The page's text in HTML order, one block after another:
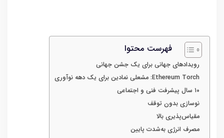
فهرست محتوا
رویدادهای جهانی برای یک جشن جهانی
Ethereum Torch: مشعلی نمادین برای یک دهه نوآوری
۱۰ سال پیشرفت فنی و اجتماعی
نوسازی بدون توقف
مقیاس‌پذیری بالا
مصرف انرژی به‌شدت پایین